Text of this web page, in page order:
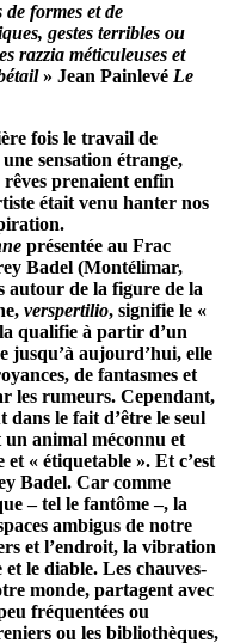
formes et de
gestes terribles ou
razzia méticuleuses et
» Jean Painlevé Le
fois le travail de
sensation étrange,
rêves prenaient enfin
était venu hanter nos
présentée au Frac
Badel (Montélimar,
autour de la figure de la
verspertilio, signifie le «
qualifie à partir d’un
jusqu’à aujourd’hui, elle
de fantasmes et
les rumeurs. Cependant,
le fait d’être le seul
un animal méconnu et
« étiquetable ». Et c’est
Badel. Car comme
– tel le fantôme –, la
ambigus de notre
et l’endroit, la vibration
et le diable. Les chauves-
monde, partagent avec
fréquentées ou
ou les bibliothèques,